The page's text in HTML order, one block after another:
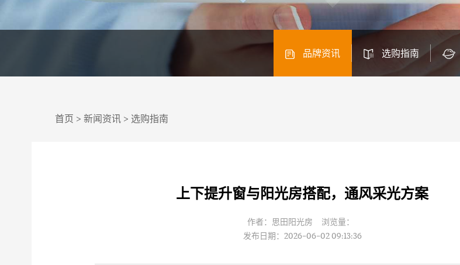
品牌资讯 选购指南
首页 > 新闻资讯> 选购指南
上下提升窗与阳光房搭配，通风采光方案
作者：思田阳光房 浏览量：
发布日期：2026-06-02 09:13:36